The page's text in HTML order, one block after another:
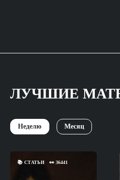
ЛУЧШИЕ
Неделю Месяц
📚 СТАТЬИ 👀 36441